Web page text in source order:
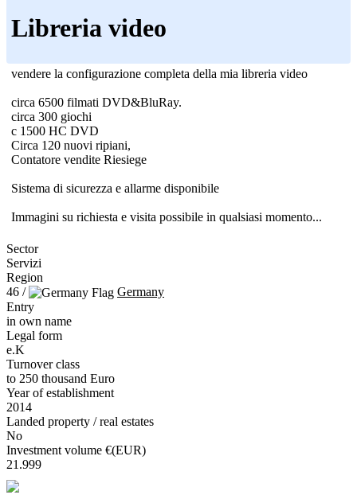
Libreria video
vendere la configurazione completa della mia libreria video
circa 6500 filmati DVD&BluRay.
circa 300 giochi
c 1500 HC DVD
Circa 120 nuovi ripiani,
Contatore vendite Riesiege
Sistema di sicurezza e allarme disponibile
Immagini su richiesta e visita possibile in qualsiasi momento...
Sector
Servizi
Region
46 /
Germany
Entry
in own name
Legal form
e.K
Turnover class
to 250 thousand Euro
Year of establishment
2014
Landed property / real estates
No
Investment volume €(EUR)
21.999